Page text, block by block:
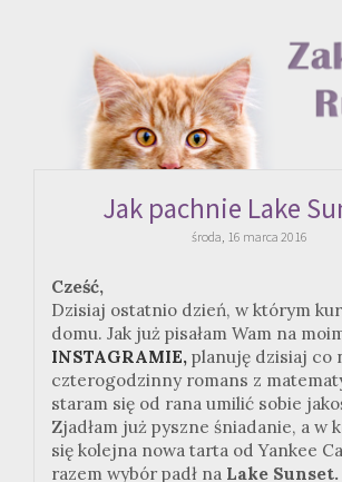
Jak pachnie Lake
środa, 16 marca 2016
Cześć,
Dzisiaj ostatnio dzień, w którym
domu. Jak już pisałam Wam na
INSTAGRAMIE, planuję dzisiaj co
czterogodzinny romans z
staram się od rana umilić sobie
Zjadłam już pyszne śniadanie, a w
się kolejna nowa tarta od Yankee
razem wybór padł na Lake Sunset.